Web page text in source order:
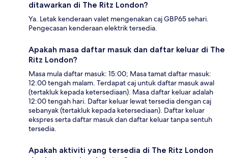
ditawarkan di The Ritz London?
Ya. Letak kenderaan valet mengenakan caj GBP65 sehari.
Pengecasan kenderaan elektrik tersedia.
Apakah masa daftar masuk dan daftar keluar di The
Ritz London?
Masa mula daftar masuk: 15:00; Masa tamat daftar masuk:
12:00 tengah malam. Terdapat caj untuk daftar masuk awal
(tertakluk kepada ketersediaan). Masa daftar keluar adalah
12:00 tengah hari. Daftar keluar lewat tersedia dengan caj
sebanyak (tertakluk kepada ketersediaan). Daftar keluar
ekspres serta daftar masuk dan daftar keluar tanpa sentuh
tersedia.
Apakah aktiviti yang tersedia di The Ritz London